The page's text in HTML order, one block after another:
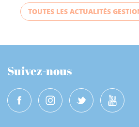
TOUTES LES ACTUALITÉS
Suivez-nous